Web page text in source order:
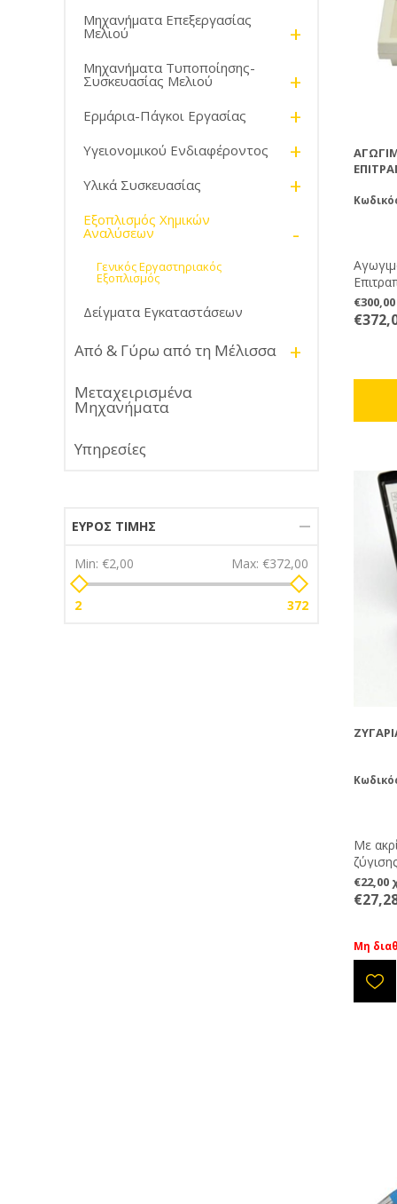
Με
Μη
Μηχανήματα Επεξεργασίας
Μελιού +
Μηχανήματα Τυποποίησης-
Συσκευασίας Μελιού +
Ερμάρια-Πάγκοι Εργασίας +
Υγειονομικού Ενδιαφέροντος +
Υλικά Συσκευασίας +
Εξοπλισμός Χημικών
Αναλύσεων -
Γενικός Εργαστηριακός
Εξοπλισμός
Δείγματα Εγκαταστάσεων
Από & Γύρω από τη Μέλισσα +
Μεταχειρισμένα
Μηχανήματα
Υπηρεσίες
ΕΎΡΟΣ ΤΙΜΉΣ
Min: €2,00 Max: €372,00
2 372